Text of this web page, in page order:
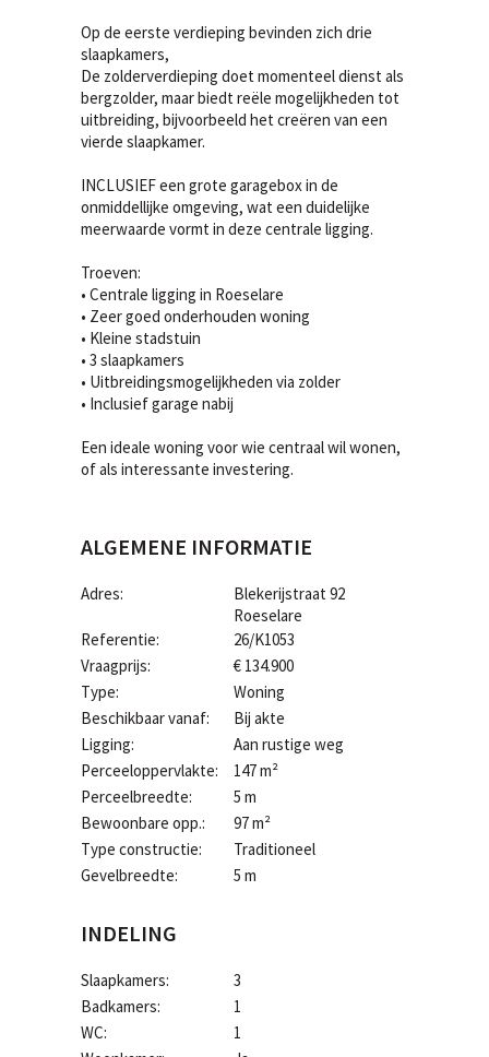
Op de eerste verdieping bevinden zich drie
slaapkamers,
De zolderverdieping doet momenteel dienst als
bergzolder, maar biedt reële mogelijkheden tot
uitbreiding, bijvoorbeeld het creëren van een
vierde slaapkamer.
INCLUSIEF een grote garagebox in de
onmiddellijke omgeving, wat een duidelijke
meerwaarde vormt in deze centrale ligging.
Troeven:
• Centrale ligging in Roeselare
• Zeer goed onderhouden woning
• Kleine stadstuin
• 3 slaapkamers
• Uitbreidingsmogelijkheden via zolder
• Inclusief garage nabij
Een ideale woning voor wie centraal wil wonen,
of als interessante investering.
ALGEMENE INFORMATIE
Adres:
Blekerijstraat 92
Roeselare
Referentie:
26/K1053
Vraagprijs:
€ 134.900
Type:
Woning
Beschikbaar vanaf:
Bij akte
Ligging:
Aan rustige weg
Perceeloppervlakte:
147 m²
Perceelbreedte:
5 m
Bewoonbare opp.:
97 m²
Type constructie:
Traditioneel
Gevelbreedte:
5 m
INDELING
Slaapkamers:
3
Badkamers:
1
WC:
1